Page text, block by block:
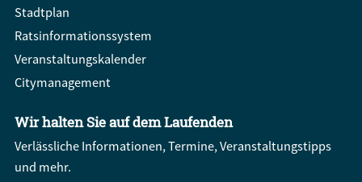
Stadtplan
Ratsinformationssystem
Veranstaltungskalender
Citymanagement
Wir halten Sie auf dem Laufenden
Verlässliche Informationen, Termine, Veranstaltungstipps
und mehr.